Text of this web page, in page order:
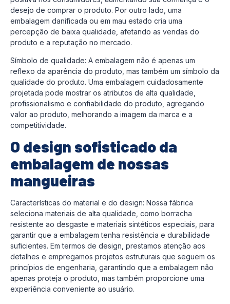
desejo de comprar o produto. Por outro lado, uma
embalagem danificada ou em mau estado cria uma
percepção de baixa qualidade, afetando as vendas do
produto e a reputação no mercado.
Símbolo de qualidade: A embalagem não é apenas um
reflexo da aparência do produto, mas também um símbolo da
qualidade do produto. Uma embalagem cuidadosamente
projetada pode mostrar os atributos de alta qualidade,
profissionalismo e confiabilidade do produto, agregando
valor ao produto, melhorando a imagem da marca e a
competitividade.
O design sofisticado da
embalagem de nossas
mangueiras
Características do material e do design: Nossa fábrica
seleciona materiais de alta qualidade, como borracha
resistente ao desgaste e materiais sintéticos especiais, para
garantir que a embalagem tenha resistência e durabilidade
suficientes. Em termos de design, prestamos atenção aos
detalhes e empregamos projetos estruturais que seguem os
princípios de engenharia, garantindo que a embalagem não
apenas proteja o produto, mas também proporcione uma
experiência conveniente ao usuário.